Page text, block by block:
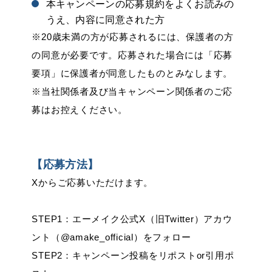
本キャンペーンの応募規約をよくお読みの
うえ、内容に同意された方
※20歳未満の方が応募されるには、保護者の方
の同意が必要です。応募された場合には「応募
要項」に保護者が同意したものとみなします。
※当社関係者及び当キャンペーン関係者のご応
募はお控えください。
【応募方法】
Xからご応募いただけます。
STEP1：エーメイク公式X（旧Twitter）アカウ
ント（@amake_official）をフォロー
STEP2：キャンペーン投稿をリポストor引用ポ